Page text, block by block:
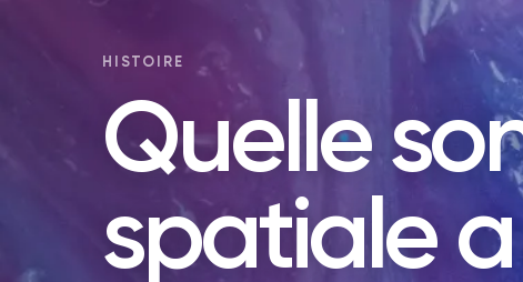
HISTOIRE
Quelle
spatiale